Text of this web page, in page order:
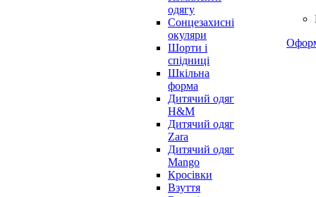
одягу
Сонцезахисні
окуляри
Шорти і
спідниці
Шкільна
форма
Дитячий одяг
H&M
Дитячий одяг
Zara
Дитячий одяг
Mango
Кросівки
Взуття